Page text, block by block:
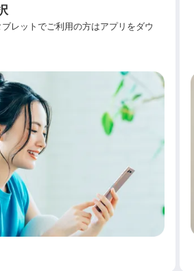
レットでご利用の方はアプリをダウ